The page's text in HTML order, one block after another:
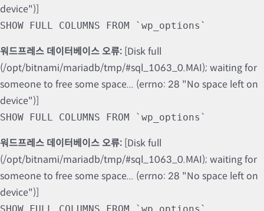
device")]
SHOW FULL COLUMNS FROM `wp_options`
워드프레스 데이터베이스 오류: [Disk full
(/opt/bitnami/mariadb/tmp/#sql_1063_0.MAI); waiting for
someone to free some space... (errno: 28 "No space left on
device")]
SHOW FULL COLUMNS FROM `wp_options`
워드프레스 데이터베이스 오류: [Disk full
(/opt/bitnami/mariadb/tmp/#sql_1063_0.MAI); waiting for
someone to free some space... (errno: 28 "No space left on
device")]